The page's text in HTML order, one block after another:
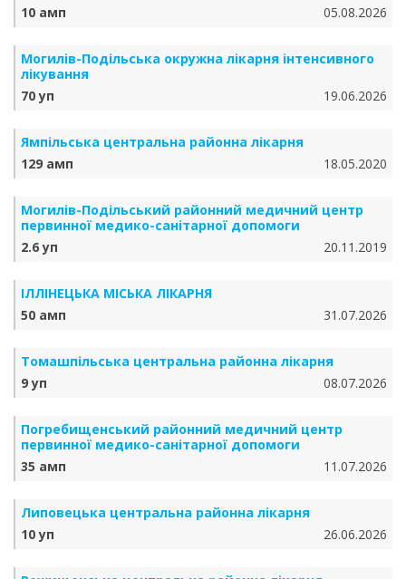
10 амп
05.08.2026
Могилів-Подільська окружна лікарня інтенсивного
лікування
70 уп
19.06.2026
Ямпільська центральна районна лікарня
129 амп
18.05.2020
Могилів-Подільський районний медичний центр
первинної медико-санітарної допомоги
2.6 уп
20.11.2019
ІЛЛІНЕЦЬКА МІСЬКА ЛІКАРНЯ
50 амп
31.07.2026
Томашпільська центральна районна лікарня
9 уп
08.07.2026
Погребищенський районний медичний центр
первинної медико-санітарної допомоги
35 амп
11.07.2026
Липовецька центральна районна лікарня
10 уп
26.06.2026